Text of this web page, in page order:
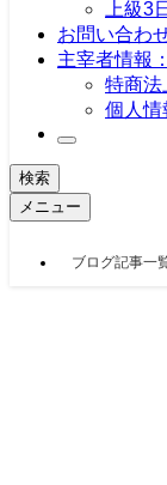
上級3
お問い合わ
主宰者情報
特商法
個人情
検索
メニュー
ブログ記事一